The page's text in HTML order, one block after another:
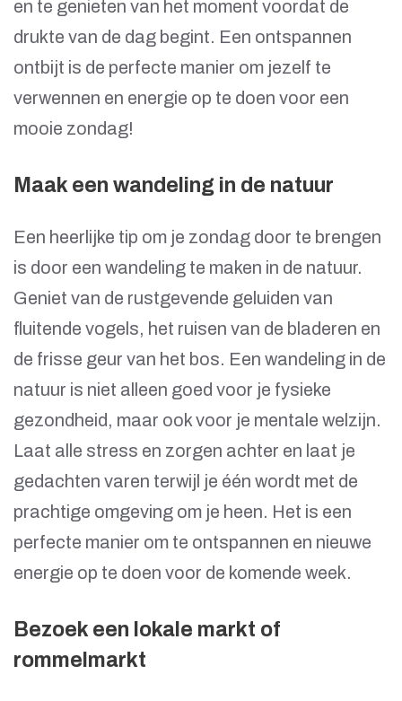
en te genieten van het moment voordat de
drukte van de dag begint. Een ontspannen
ontbijt is de perfecte manier om jezelf te
verwennen en energie op te doen voor een
mooie zondag!
Maak een wandeling in de natuur
Een heerlijke tip om je zondag door te brengen
is door een wandeling te maken in de natuur.
Geniet van de rustgevende geluiden van
fluitende vogels, het ruisen van de bladeren en
de frisse geur van het bos. Een wandeling in de
natuur is niet alleen goed voor je fysieke
gezondheid, maar ook voor je mentale welzijn.
Laat alle stress en zorgen achter en laat je
gedachten varen terwijl je één wordt met de
prachtige omgeving om je heen. Het is een
perfecte manier om te ontspannen en nieuwe
energie op te doen voor de komende week.
Bezoek een lokale markt of
rommelmarkt